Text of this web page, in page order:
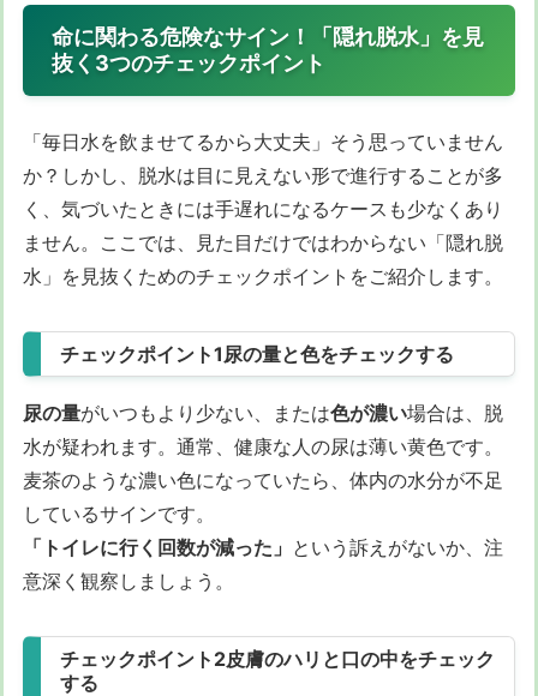
命に関わる危険なサイン！「隠れ脱水」を見
抜く3つのチェックポイント
「毎日水を飲ませてるから大丈夫」そう思っていません
か？しかし、脱水は目に見えない形で進行することが多
く、気づいたときには手遅れになるケースも少なくあり
ません。ここでは、見た目だけではわからない「隠れ脱
水」を見抜くためのチェックポイントをご紹介します。
チェックポイント1尿の量と色をチェックする
尿の量がいつもより少ない、または色が濃い場合は、脱
水が疑われます。通常、健康な人の尿は薄い黄色です。
麦茶のような濃い色になっていたら、体内の水分が不足
しているサインです。
「トイレに行く回数が減った」 という訴えがないか、注
意深く観察しましょう。
チェックポイント2皮膚のハリと口の中をチェック
する